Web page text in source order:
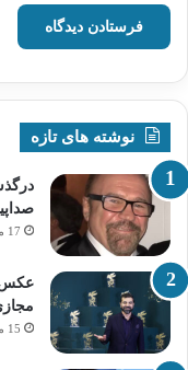
نوشته های تازه
17 مرداد 1405
عکس
15 مرداد 1405